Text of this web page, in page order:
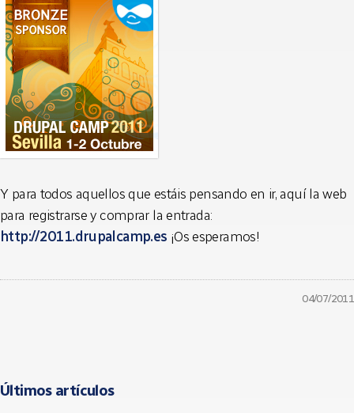
Y para todos aquellos que estáis pensando en ir, aquí la web
para registrarse y comprar la entrada:
http://2011.drupalcamp.es ¡Os esperamos!
04/07/2011
Últimos artículos